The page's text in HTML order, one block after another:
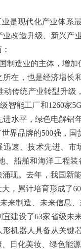
是现代化产业体系
改造升级、新兴
制造业的主体，增
在，也是经济增
传统产业转型升级
智能工厂和1260家
水平，绿色电解铝
界品牌的500强，国
迅速、技术先进、
、船舶和海洋工程
现。去年，我国新
，累计培育形成了
来制造、未来信息
建设了63家省级
机器人具备从关
日化美妆、绿色能